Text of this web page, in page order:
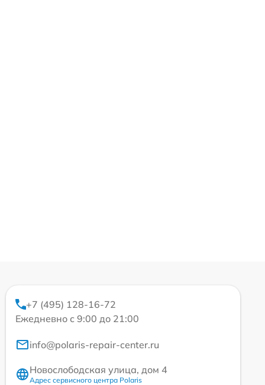
+7 (495) 128-16-72
Ежедневно с 9:00 до 21:00
info@polaris-repair-center.ru
Новослободская улица, дом 4
Адрес сервисного центра Polaris